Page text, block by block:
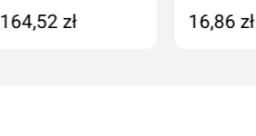
164,52 zł 16,86 zł